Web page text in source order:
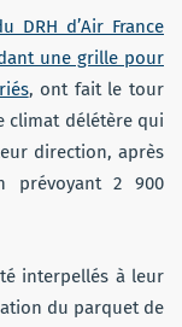
DRH d’Air France
une grille pour
, ont fait le tour
climat délétère qui
direction, après
prévoyant 2 900
interpellés à leur
du parquet de